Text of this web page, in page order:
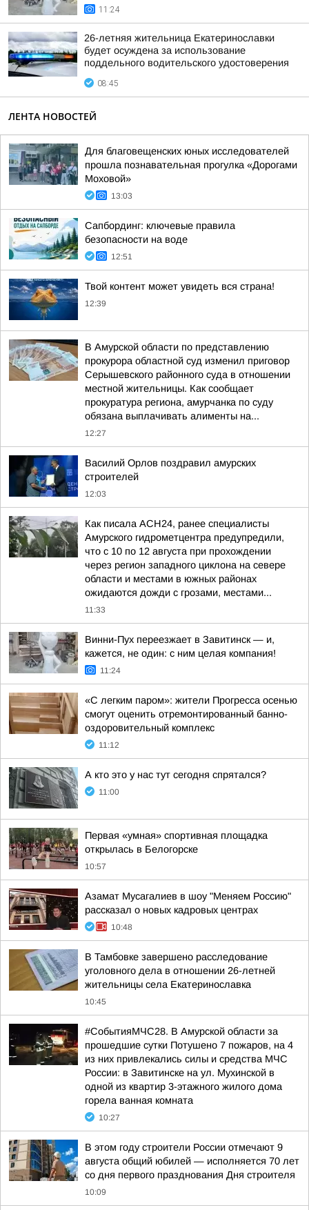
11:24
26-летняя жительница Екатеринославки
будет осуждена за использование
поддельного водительского удостоверения
08:45
ЛЕНТА НОВОСТЕЙ
Для благовещенских юных исследователей
прошла познавательная прогулка «Дорогами
Моховой»
13:03
Сапбординг: ключевые правила
безопасности на воде
12:51
Твой контент может увидеть вся страна!
12:39
В Амурской области по представлению
прокурора областной суд изменил приговор
Серышевского районного суда в отношении
местной жительницы. Как сообщает
прокуратура региона, амурчанка по суду
обязана выплачивать алименты на...
12:27
Василий Орлов поздравил амурских
строителей
12:03
Как писала АСН24, ранее специалисты
Амурского гидрометцентра предупредили,
что с 10 по 12 августа при прохождении
через регион западного циклона на севере
области и местами в южных районах
ожидаются дожди с грозами, местами...
11:33
Винни-Пух переезжает в Завитинск — и,
кажется, не один: с ним целая компания!
11:24
«С легким паром»: жители Прогресса осенью
смогут оценить отремонтированный банно-
оздоровительный комплекс
11:12
А кто это у нас тут сегодня спрятался?
11:00
Первая «умная» спортивная площадка
открылась в Белогорске
10:57
Азамат Мусагалиев в шоу "Меняем Россию"
рассказал о новых кадровых центрах
10:48
В Тамбовке завершено расследование
уголовного дела в отношении 26-летней
жительницы села Екатеринославка
10:45
#СобытияМЧС28. В Амурской области за
прошедшие сутки Потушено 7 пожаров, на 4
из них привлекались силы и средства МЧС
России: в Завитинске на ул. Мухинской в
одной из квартир 3-этажного жилого дома
горела ванная комната
10:27
В этом году строители России отмечают 9
августа общий юбилей — исполняется 70 лет
со дня первого празднования Дня строителя
10:09